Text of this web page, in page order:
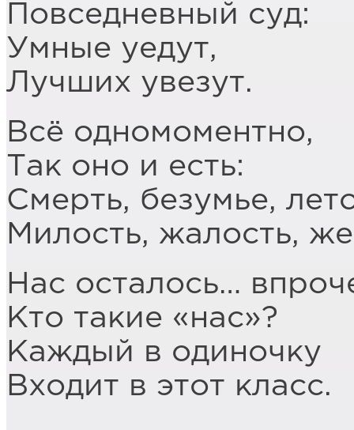
Повседневный суд:
Умные уедут,
Лучших увезут.
Всё одномоментно,
Так оно и есть:
Смерть, безумье,
Милость, жалость,
Нас осталось…
Кто такие «нас»?
Каждый в одиночку
Входит в этот класс.